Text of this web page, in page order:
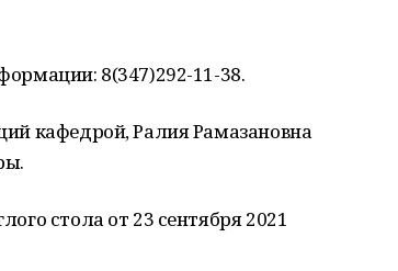
8(347)292-11-38.
кафедрой, Ралия Рамазановна
стола от 23 сентября 2021